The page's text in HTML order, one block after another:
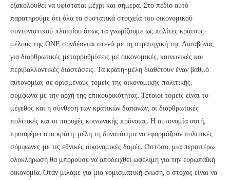
εξακολουθεί να υφίσταται μέχρι και σήμερα. Στο πεδίο αυτό
παρατηρούμε ότι όλα τα συστατικά στοιχεία του οικονομικού
συντονιστικού πλαισίου όπως τα γνωρίζουμε ως πολίτες κράτους-
μέλους της ΟΝΕ συνδέονται στενά µε τη στρατηγική της Λισαβόνας
για διαρθρωτικές μεταρρυθμίσεις µε οικονομικές, κοινωνικές και
περιβαλλοντικές διαστάσεις. Τα κράτη-μέλη διαθέτουν έναν βαθμό
αυτονομίας σε ορισμένους τομείς της οικονομικής πολιτικής,
σύμφωνα με την αρχή της επικουρικότητας. Τέτοιοι τομείς είναι το
μέγεθος και η σύνθεση των κρατικών δαπανών, οι διαρθρωτικές
πολιτικές και οι παροχές κοινωνικής πρόνοιας. Η αυτονομία αυτή,
προσφέρει στα κράτη-μέλη τη δυνατότητα να εφαρμόζουν πολιτικές
σύμφωνες µε τις εθνικές οικονομικές δομές. Ωστόσο, μια περαιτέρω
ολοκλήρωση θα μπορούσε να αποδειχθεί ωφέλιμη για την ευρωπαϊκή
οικονομία. Όταν μιλάμε για μια νομισματική ένωση, ο στόχος είναι να